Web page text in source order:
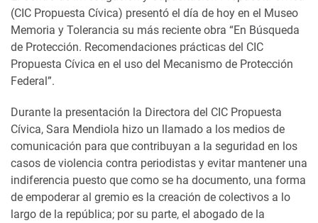
(CIC Propuesta Cívica) presentó el día de hoy en el Museo
Memoria y Tolerancia su más reciente obra “En Búsqueda
de Protección. Recomendaciones prácticas del CIC
Propuesta Cívica en el uso del Mecanismo de Protección
Federal”.
Durante la presentación la Directora del CIC Propuesta
Cívica, Sara Mendiola hizo un llamado a los medios de
comunicación para que contribuyan a la seguridad en los
casos de violencia contra periodistas y evitar mantener una
indiferencia puesto que como se ha documento, una forma
de empoderar al gremio es la creación de colectivos a lo
largo de la república; por su parte, el abogado de la